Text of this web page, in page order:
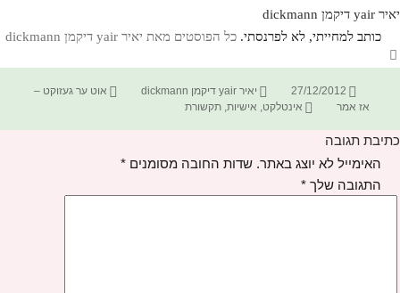
יאיר yair דיקמן dickmann
כותב למחייתי, לא לפרנסתי. כל הפוסטים מאת יאיר yair דיקמן dickmann‏
פורסם
בתאריך
27/12/2012 מחבר
יאיר yair דיקמן dickmann קטגוריות
אוט ער געזוקט –
אז אמר
תגיות
אינטלקט, אישיות,תקשורת
כתיבת תגובה
האימייל לא יוצג באתר. שדות החובה מסומנים *
התגובה שלך *